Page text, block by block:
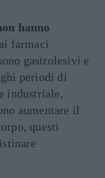
hanno
farmaci
gastrolesivi e
periodi di
industriale,
aumentare il
questi